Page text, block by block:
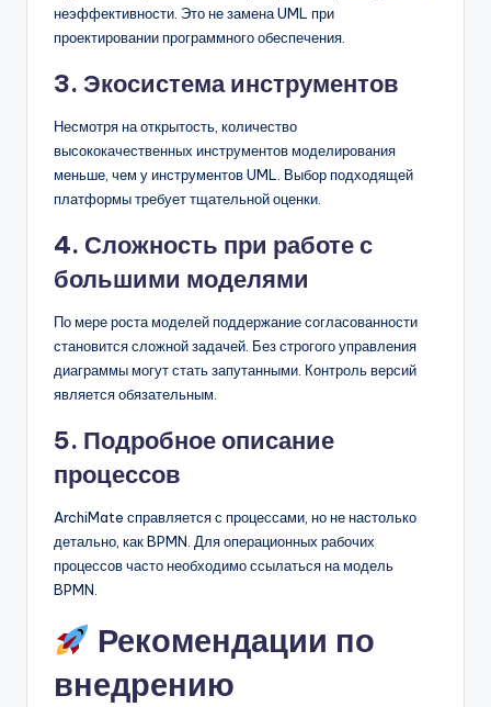
неэффективности. Это не замена UML при
проектировании программного обеспечения.
3. Экосистема инструментов
Несмотря на открытость, количество
высококачественных инструментов моделирования
меньше, чем у инструментов UML. Выбор подходящей
платформы требует тщательной оценки.
4. Сложность при работе с
большими моделями
По мере роста моделей поддержание согласованности
становится сложной задачей. Без строгого управления
диаграммы могут стать запутанными. Контроль версий
является обязательным.
5. Подробное описание
процессов
ArchiMate справляется с процессами, но не настолько
детально, как BPMN. Для операционных рабочих
процессов часто необходимо ссылаться на модель
BPMN.
Рекомендации по
внедрению